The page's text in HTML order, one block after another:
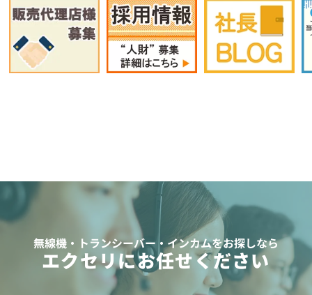
無線機・トランシーバー・インカムをお探しなら
エクセリにお任せください